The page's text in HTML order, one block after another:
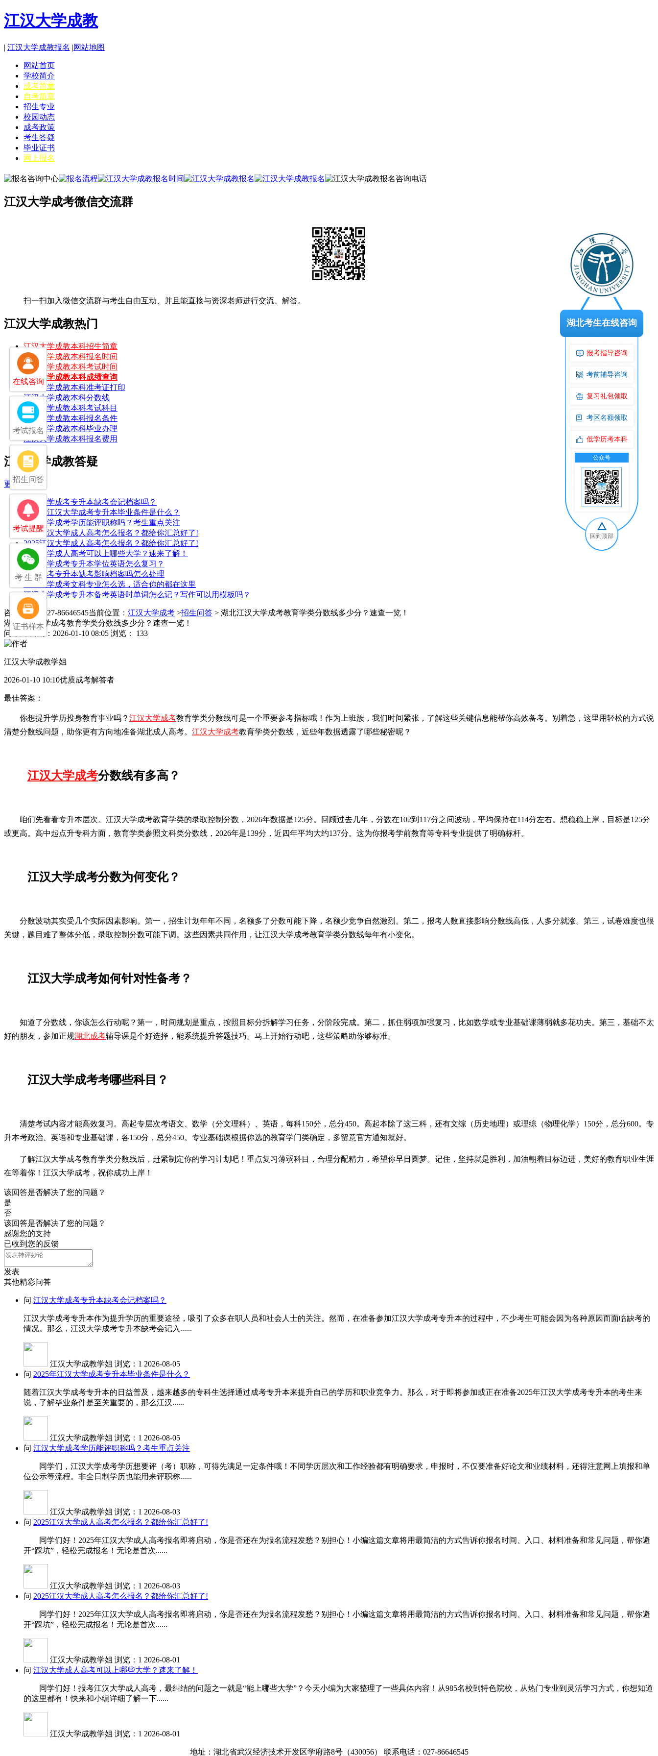
江汉大学成教
| 江汉大学成教报名 |网站地图
网站首页
学校简介
成考简章
自考简章
招生专业
校园动态
成考政策
考生答疑
毕业证书
网上报名
江汉大学成考微信交流群
扫一扫加入微信交流群与考生自由互动、并且能直接与资深老师进行交流、解答。
江汉大学成教热门
江汉大学成教本科招生简章
江汉大学成教本科报名时间
江汉大学成教本科考试时间
江汉大学成教本科成绩查询
江汉大学成教本科准考证打印
江汉大学成教本科分数线
江汉大学成教本科考试科目
江汉大学成教本科报名条件
江汉大学成教本科毕业办理
江汉大学成教本科报名费用
江汉大学成教答疑
更多>>
江汉大学成考专升本缺考会记档案吗？
2025年江汉大学成考专升本毕业条件是什么？
江汉大学成考学历能评职称吗？考生重点关注
2025江汉大学成人高考怎么报名？都给你汇总好了!
2025江汉大学成人高考怎么报名？都给你汇总好了!
江汉大学成人高考可以上哪些大学？速来了解！
江汉大学成考专升本学位英语怎么复习？
湖北成考专升本缺考影响档案吗怎么处理
江汉大学成考文科专业怎么选，适合你的都在这里
江汉大学成考专升本备考英语时单词怎么记？写作可以用模板吗？
咨询电话：027-86646545当前位置： 江汉大学成考 >招生问答 > 湖北江汉大学成考教育学类分数线多少分？速查一览！
湖北江汉大学成考教育学类分数线多少分？速查一览！
问
发布日期：2026-01-10 08:05 浏览： 133
江汉大学成教学姐
2026-01-10 10:10优质成考解答者
最佳答案：
你想提升学历投身教育事业吗？ 江汉大学成考教育学类分数线可是一个重要参考指标哦！作为上班族，我们时间紧张，了解这些关键信息能帮你高效备考。别着急，这里用轻松的方式说
清楚分数线问题，助你更有方向地准备湖北成人高考。 江汉大学成考教育学类分数线，近些年数据透露了哪些秘密呢？
江汉大学成考分数线有多高？
咱们先看看专升本层次。江汉大学成考教育学类的录取控制分数，2026年数据是125分。回顾过去几年，分数在102到117分之间波动，平均保持在114分左右。想稳稳上岸，目标是125分
或更高。高中起点升专科方面，教育学类参照文科类分数线，2026年是139分，近四年平均大约137分。这为你报考学前教育等专科专业提供了明确标杆。
江汉大学成考分数为何变化？
分数波动其实受几个实际因素影响。第一，招生计划年年不同，名额多了分数可能下降，名额少竞争自然激烈。第二，报考人数直接影响分数线高低，人多分就涨。第三，试卷难度也很
关键，题目难了整体分低，录取控制分数可能下调。这些因素共同作用，让江汉大学成考教育学类分数线每年有小变化。
江汉大学成考如何针对性备考？
知道了分数线，你该怎么行动呢？第一，时间规划是重点，按照目标分拆解学习任务，分阶段完成。第二，抓住弱项加强复习，比如数学或专业基础课薄弱就多花功夫。第三，基础不太
好的朋友，参加正规湖北成考辅导课是个好选择，能系统提升答题技巧。马上开始行动吧，这些策略助你够标准。
江汉大学成考考哪些科目？
清楚考试内容才能高效复习。高起专层次考语文、数学（分文理科）、英语，每科150分，总分450。高起本除了这三科，还有文综（历史地理）或理综（物理化学）150分，总分600。专
升本考政治、英语和专业基础课，各150分，总分450。专业基础课根据你选的教育学门类确定，多留意官方通知就好。
了解江汉大学成考教育学类分数线后，赶紧制定你的学习计划吧！重点复习薄弱科目，合理分配精力，希望你早日圆梦。记住，坚持就是胜利，加油朝着目标迈进，美好的教育职业生涯
在等着你！江汉大学成考，祝你成功上岸！
该回答是否解决了您的问题？
是
否
该回答是否解决了您的问题？
感谢您的支持
已收到您的反馈
发表
其他精彩问答
问 江汉大学成考专升本缺考会记档案吗？
江汉大学成考专升本作为提升学历的重要途径，吸引了众多在职人员和社会人士的关注。然而，在准备参加江汉大学成考专升本的过程中，不少考生可能会因为各种原因而面临缺考的
情况。那么，江汉大学成考专升本缺考会记入......
江汉大学成教学姐 浏览：1 2026-08-05
问 2025年江汉大学成考专升本毕业条件是什么？
随着江汉大学成考专升本的日益普及，越来越多的专科生选择通过成考专升本来提升自己的学历和职业竞争力。那么，对于即将参加或正在准备2025年江汉大学成考专升本的考生来
说，了解毕业条件是至关重要的，那么江汉......
江汉大学成教学姐 浏览：1 2026-08-05
问 江汉大学成考学历能评职称吗？考生重点关注
同学们，江汉大学成考学历想要评（考）职称，可得先满足一定条件哦！不同学历层次和工作经验都有明确要求，申报时，不仅要准备好论文和业绩材料，还得注意网上填报和单
位公示等流程。非全日制学历也能用来评职称......
江汉大学成教学姐 浏览：1 2026-08-03
问 2025江汉大学成人高考怎么报名？都给你汇总好了!
同学们好！2025年江汉大学成人高考报名即将启动，你是否还在为报名流程发愁？别担心！小编这篇文章将用最简洁的方式告诉你报名时间、入口、材料准备和常见问题，帮你避
开“踩坑”，轻松完成报名！无论是首次......
江汉大学成教学姐 浏览：1 2026-08-03
问 2025江汉大学成人高考怎么报名？都给你汇总好了!
同学们好！2025年江汉大学成人高考报名即将启动，你是否还在为报名流程发愁？别担心！小编这篇文章将用最简洁的方式告诉你报名时间、入口、材料准备和常见问题，帮你避
开“踩坑”，轻松完成报名！无论是首次......
江汉大学成教学姐 浏览：1 2026-08-01
问 江汉大学成人高考可以上哪些大学？速来了解！
同学们好！报考江汉大学成人高考，最纠结的问题之一就是“能上哪些大学”？今天小编为大家整理了一些具体内容！从985名校到特色院校，从热门专业到灵活学习方式，你想知道
的这里都有！快来和小编详细了解一下......
江汉大学成教学姐 浏览：1 2026-08-01
地址：湖北省武汉经济技术开发区学府路8号（430056） 联系电话：027-86646545
在线咨询
考试报名
招生问答
考试提醒
考 生 群
证书样本
湖北考生在线咨询
报考指导咨询
考前辅导咨询
复习礼包领取
考区名额领取
低学历考本科
公众号
回到顶部